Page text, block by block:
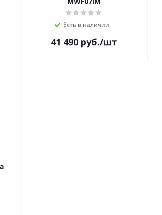
Есть в наличии
41 490 руб./шт